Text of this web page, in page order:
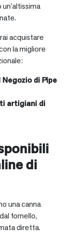
acquistare
la migliore
di Pipe
artigiani di
di
una canna
fornello,
diretta.